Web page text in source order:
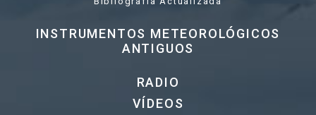
INSTRUMENTOS METEOROLÓGICOS
ANTIGUOS
RADIO
VÍDEOS